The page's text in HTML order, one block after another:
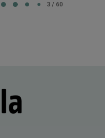
3 / 60